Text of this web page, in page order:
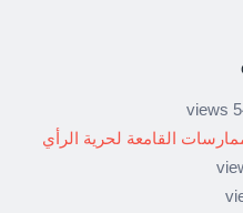
القامعة لحرية الرأي